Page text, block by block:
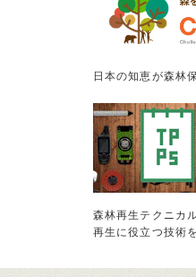
日本の知恵が森林
森林再生テクニカ
再生に役立つ技術